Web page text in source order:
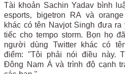
Tài khoản Sachin Yadav bình
esports, bigetron RA và
khác có tên Navjot Singh đưa
tiếc cho tempo storm. Bọn họ
người dùng Twitter khác có
điểm: ''Tôi phải nói điều này.
Đông Nam Á và trình độ cạnh